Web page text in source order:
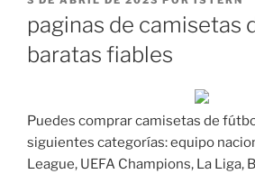
paginas de camisetas
baratas fiables
Puedes comprar camisetas de
siguientes categorías: equipo
League, UEFA Champions, La Liga,